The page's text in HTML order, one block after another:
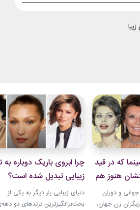
که در قید
هنوز هم
جوانی و دوران
زن جهان،
چرا ابروی باریک دوباره به
زیبایی تبدیل شده است؟
دنیای زیبایی بار دیگر به یکی از
بحث‌برانگیزترین ترندهای دو